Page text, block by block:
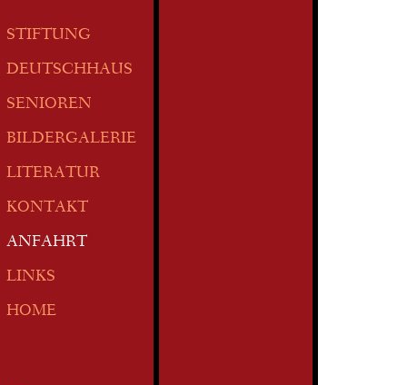
STIFTUNG
DEUTSCHHAUS
SENIOREN
BILDERGALERIE
LITERATUR
KONTAKT
ANFAHRT
LINKS
HOME